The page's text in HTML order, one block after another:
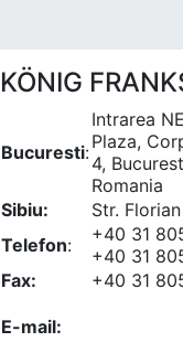
KÖNIG
Bucuresti:
Intrarea
Plaza,
4,
Romania
Sibiu:
Str.
Telefon:
+40 31
+40 31
Fax:
+40 31
E-mail: